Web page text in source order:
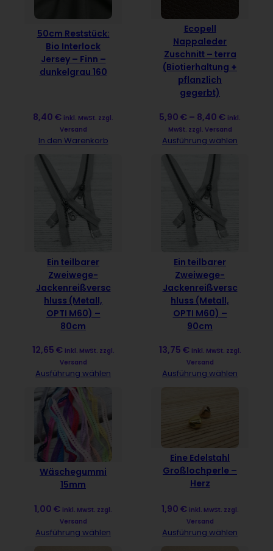
50cm Reststück:
Bio Interlock
Jersey – Finn –
dunkelgrau 160
8,40 € inkl. MwSt. zzgl.
Versand
In den Warenkorb
Ecopell
Nappaleder
Zuschnitt – terra
(Biotierhaltung +
pflanzlich
gegerbt)
5,90 € – 8,40 € inkl.
MwSt. zzgl. Versand
Ausführung wählen
Ein teilbarer
Zweiwege-
Jackenreißversc
hluss (Metall,
OPTI M60) –
80cm
12,65 € inkl. MwSt. zzgl.
Versand
Ausführung wählen
Ein teilbarer
Zweiwege-
Jackenreißversc
hluss (Metall,
OPTI M60) –
90cm
13,75 € inkl. MwSt. zzgl.
Versand
Ausführung wählen
Wäschegummi
15mm
1,00 € inkl. MwSt. zzgl.
Versand
Ausführung wählen
Eine Edelstahl
Großlochperle –
Herz
1,90 € inkl. MwSt. zzgl.
Versand
Ausführung wählen